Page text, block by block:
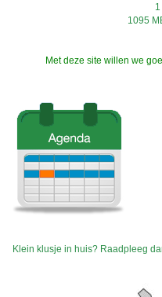
1095
Met deze site willen we
Klein klusje in huis? Raadpleeg